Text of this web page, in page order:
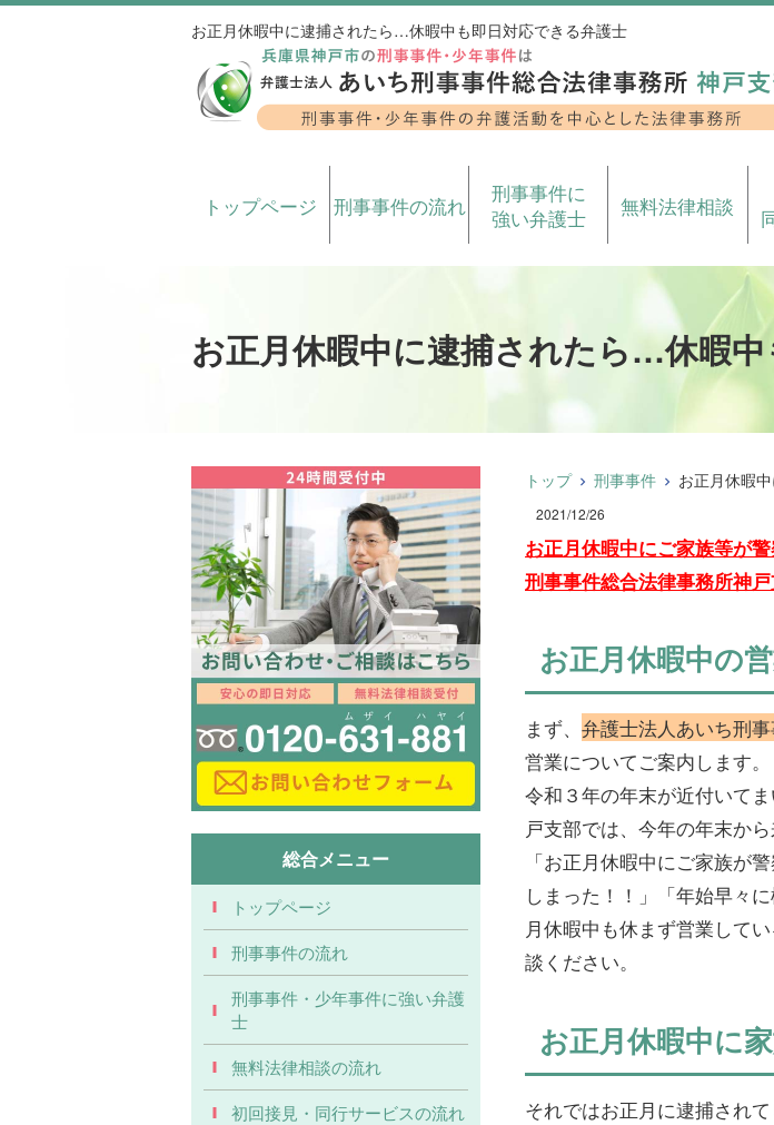
お正月休暇中に逮捕されたら…休暇中も即日対応できる弁護士
トップページ 刑事事件の流れ
刑事事件に
強い弁護士
無料法律相談
お正月休暇中に逮捕されたら…休暇
トップ 刑事事件 お正月休暇
2021/12/26
お正月休暇中にご家族等が
刑事事件総合法律事務所神戸
お正月休暇中の
まず、 弁護士法人あいち刑
営業についてご案内します。
令和３年の年末が近付いて
戸支部では、今年の年末か
「お正月休暇中にご家族が
しまった！！」「年始早々
月休暇中も休まず営業して
談ください。
お正月休暇中に
それではお正月に逮捕され
総合メニュー
トップページ
刑事事件の流れ
刑事事件・少年事件に強い弁護
士
無料法律相談の流れ
初回接見・同行サービスの流れ